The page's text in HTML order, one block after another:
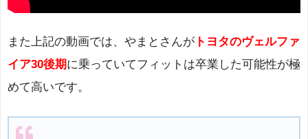
また上記の動画では、やまとさんが トヨタのヴェルファ
イア30後期に乗っていてフィットは卒業した可能性が極
めて高いです。